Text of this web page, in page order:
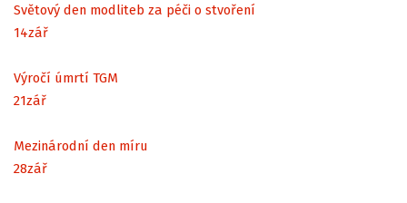
Světový den modliteb za péči o stvoření
14zář
Výročí úmrtí TGM
21zář
Mezinárodní den míru
28zář